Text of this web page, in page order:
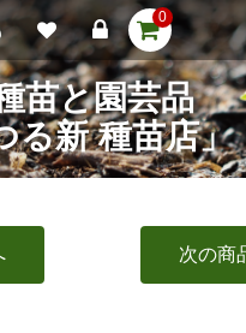
0
苗と園芸品
る新 種苗店」
次の商